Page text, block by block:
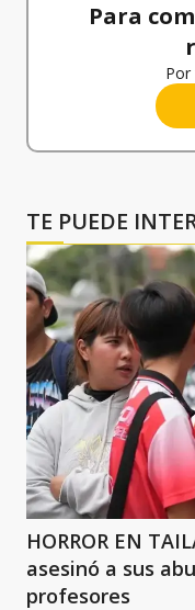
Para
Por
TE PUEDE
HORROR EN
asesinó a sus
profesores